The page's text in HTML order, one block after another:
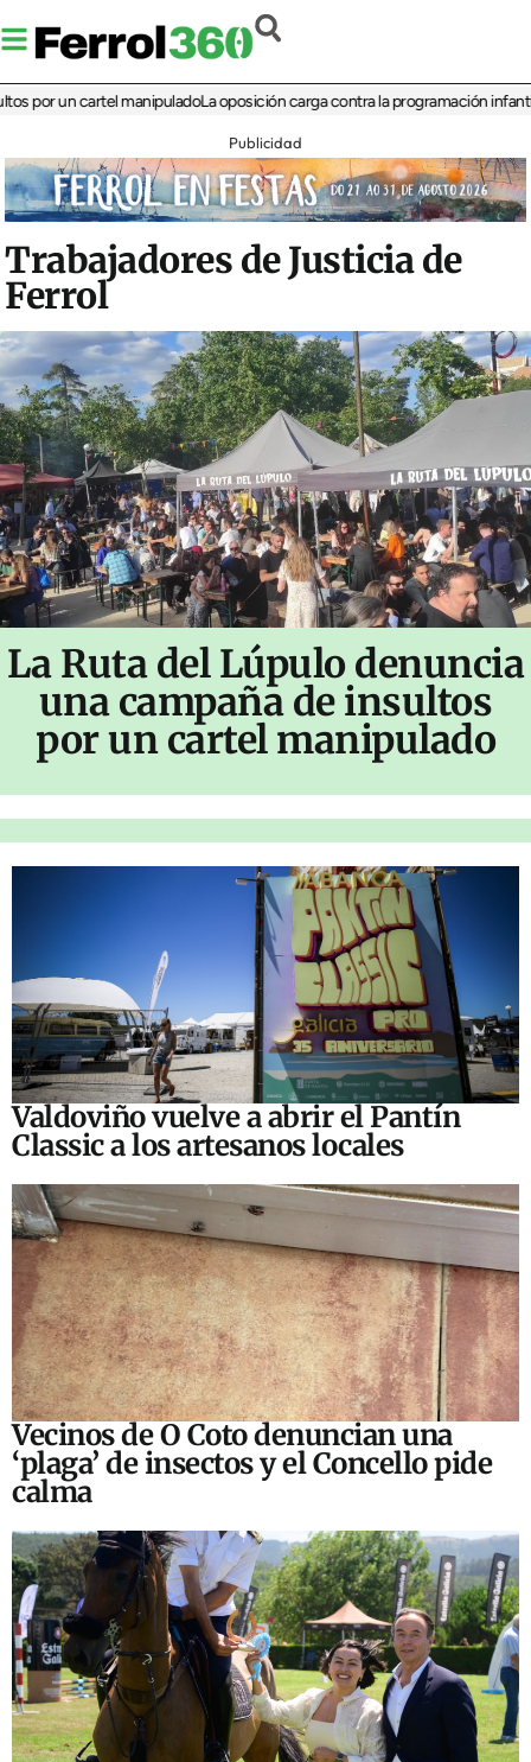
un cartel manipuladoLa oposición carga contra la programación infantil de la
Publicidad
Trabajadores de Justicia de
Ferrol
La Ruta del Lúpulo denuncia
una campaña de insultos
por un cartel manipulado
Valdoviño vuelve a abrir el Pantín
Classic a los artesanos locales
Vecinos de O Coto denuncian una
‘plaga’ de insectos y el Concello pide
calma